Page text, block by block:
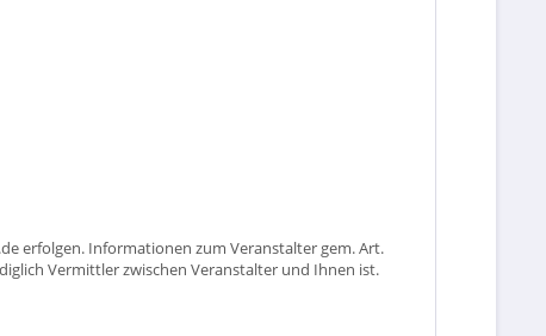
erfolgen. Informationen zum Veranstalter gem. Art.
Vermittler zwischen Veranstalter und Ihnen ist.